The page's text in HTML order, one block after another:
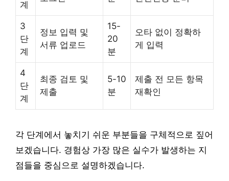
계
3
단
계
정보 입력 및
서류 업로드
15-
20
분
오타 없이 정확하
게 입력
4
단
계
최종 검토 및
제출
5-10
분
제출 전 모든 항목
재확인
각 단계에서 놓치기 쉬운 부분들을 구체적으로 짚어
보겠습니다. 경험상 가장 많은 실수가 발생하는 지
점들을 중심으로 설명하겠습니다.